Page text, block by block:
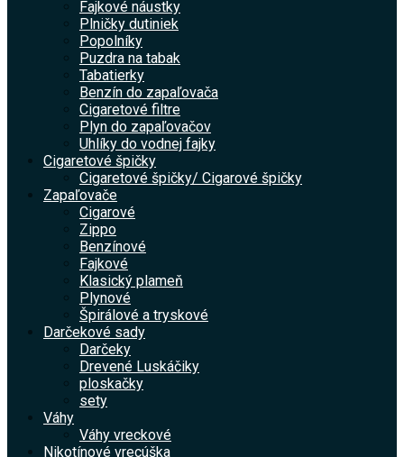
Fajkové náustky
Plničky dutiniek
Popolníky
Puzdra na tabak
Tabatierky
Benzín do zapaľovača
Cigaretové filtre
Plyn do zapaľovačov
Uhlíky do vodnej fajky
Cigaretové špičky
Cigaretové špičky/ Cigarové špičky
Zapaľovače
Cigarové
Zippo
Benzínové
Fajkové
Klasický plameň
Plynové
Špirálové a tryskové
Darčekové sady
Darčeky
Drevené Luskáčiky
ploskačky
sety
Váhy
Váhy vreckové
Nikotínové vrecúška